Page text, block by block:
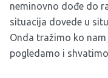
neminovno dođe do
situacija dovede u
Onda tražimo ko
pogledamo i